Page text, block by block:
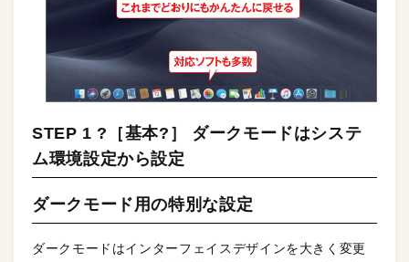
STEP 1 ?［基本?］ ダークモードはシステ
ム環境設定から設定
ダークモード用の特別な設定
ダークモードはインターフェイスデザインを大きく変更